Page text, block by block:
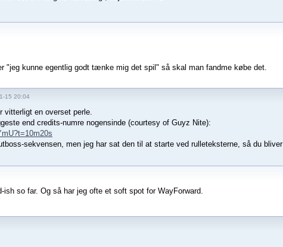
"jeg kunne egentlig godt tænke mig det spil" så skal man fandme købe det.
15 20:04
vitterligt en overset perle.
end credits-numre nogensinde (courtesy of Guyz Nite):
sekvensen, men jeg har sat den til at starte ved rulleteksterne, så du bliver
ish so far. Og så har jeg ofte et soft spot for WayForward.